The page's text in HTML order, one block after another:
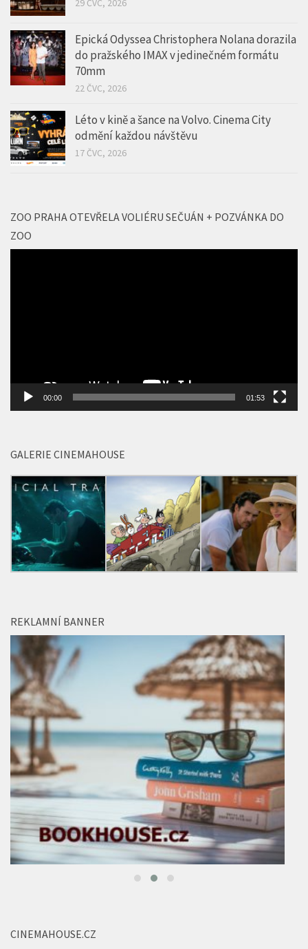
29 ČVC, 2026
Epická Odyssea Christophera Nolana dorazila
do pražského IMAX v jedinečném formátu
70mm
22 ČVC, 2026
Léto v kině a šance na Volvo. Cinema City
odmění každou návštěvu
17 ČVC, 2026
ZOO PRAHA OTEVŘELA VOLIÉRU SEČUÁN + POZVÁNKA DO
ZOO
00:00 01:53
GALERIE CINEMAHOUSE
REKLAMNÍ BANNER
CINEMAHOUSE.CZ